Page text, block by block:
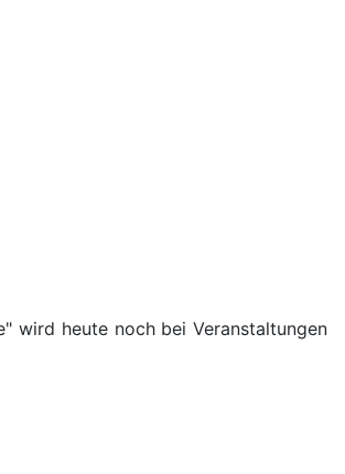
wird heute noch bei Veranstaltungen